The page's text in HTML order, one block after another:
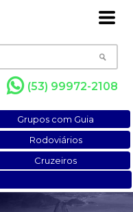
(53) 99972-2108
Grupos com Guia
Rodoviários
Cruzeiros